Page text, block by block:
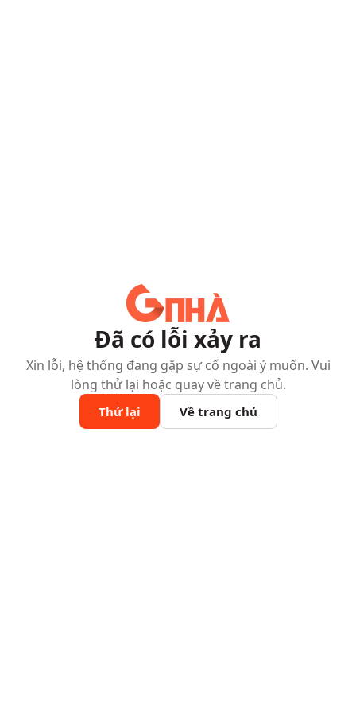
Đã có lỗi xảy ra
Xin lỗi, hệ thống đang gặp sự cố ngoài ý muốn. Vui
lòng thử lại hoặc quay về trang chủ.
Thử lại Về trang chủ